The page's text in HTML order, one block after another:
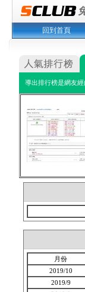
回到首頁
導出排行榜是網友
月份
2019/10
2019/9